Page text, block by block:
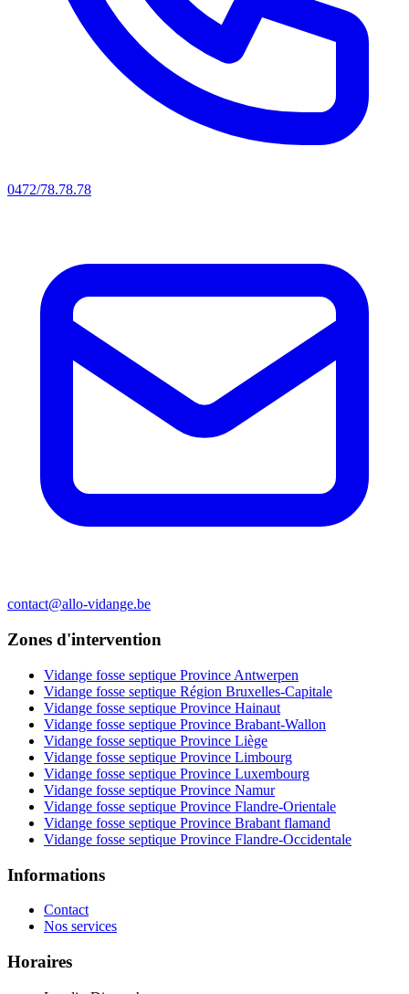
0472/78.78.78
contact@allo-vidange.be
Zones d'intervention
Vidange fosse septique Province Antwerpen
Vidange fosse septique Région Bruxelles-Capitale
Vidange fosse septique Province Hainaut
Vidange fosse septique Province Brabant-Wallon
Vidange fosse septique Province Liège
Vidange fosse septique Province Limbourg
Vidange fosse septique Province Luxembourg
Vidange fosse septique Province Namur
Vidange fosse septique Province Flandre-Orientale
Vidange fosse septique Province Brabant flamand
Vidange fosse septique Province Flandre-Occidentale
Informations
Contact
Nos services
Horaires